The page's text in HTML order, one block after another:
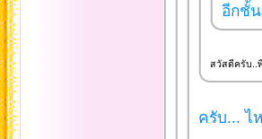
อีกชั้น
สวัสดีครับ..
ครับ... ไ